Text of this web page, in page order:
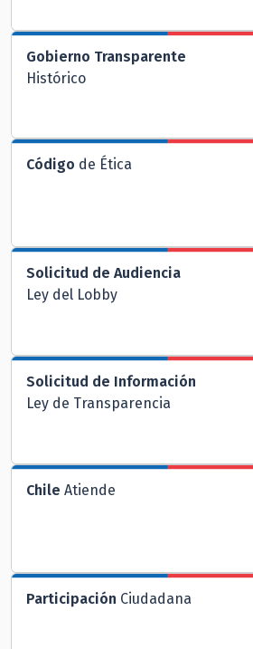
Gobierno Transparente
Histórico
Código de Ética
Solicitud de Audiencia
Ley del Lobby
Solicitud de Información
Ley de Transparencia
Chile Atiende
Participación Ciudadana